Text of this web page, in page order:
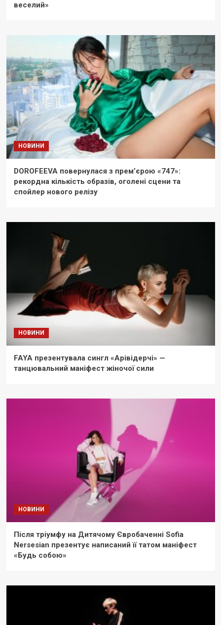
веселий»
НОВИНИ
DOROFEEVA повернулася з прем’єрою «747»:
рекордна кількість образів, оголені сцени та
спойлер нового релізу
НОВИНИ
FAYA презентувала сингл «Арівідерчі» —
танцювальний маніфест жіночої сили
НОВИНИ
Після тріумфу на Дитячому Євробаченні Sofia
Nersesian презентує написаний її татом маніфест
«Будь собою»